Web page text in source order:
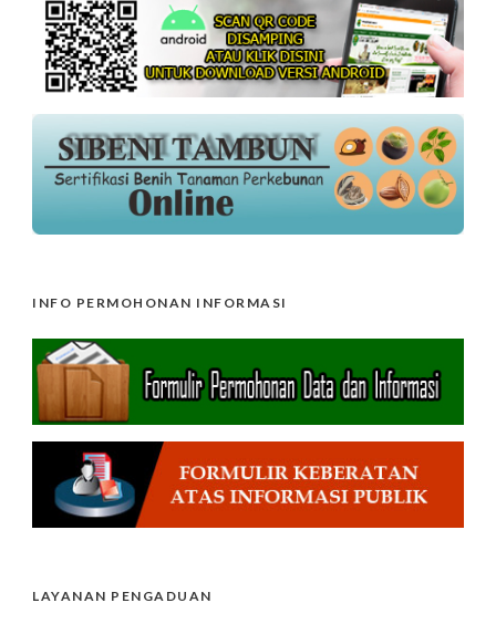
INFO PERMOHONAN INFORMASI
LAYANAN PENGADUAN